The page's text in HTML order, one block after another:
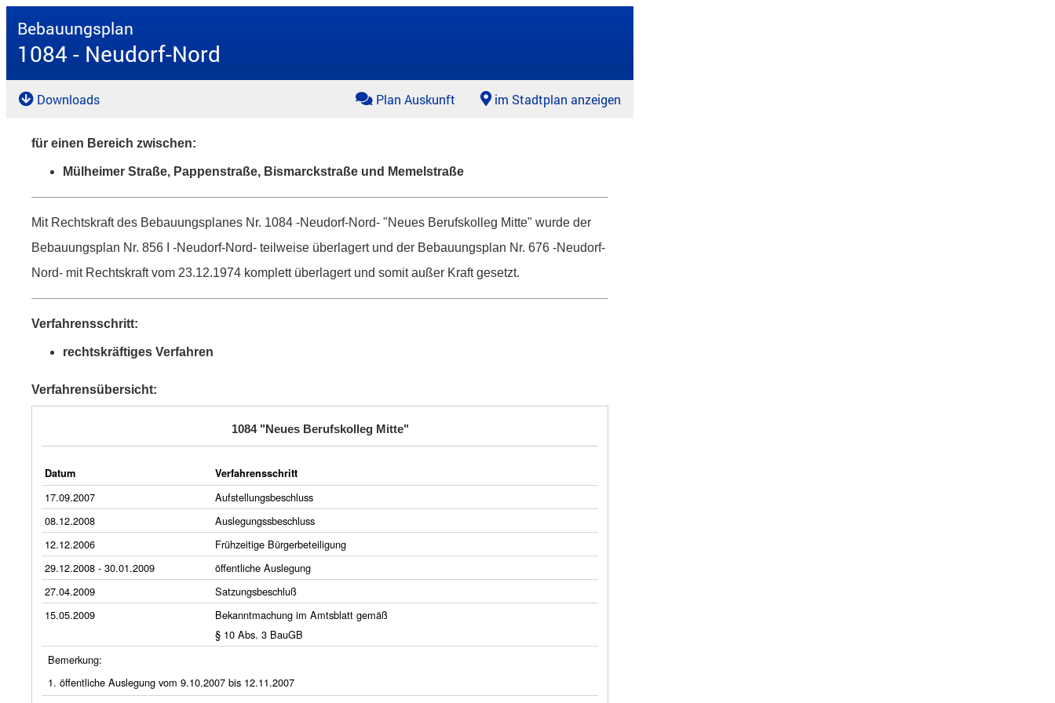
Bebauungsplan
1084 - Neudorf-Nord
im Stadtplan anzeigen
Plan Auskunft
Downloads
für einen Bereich zwischen:
Mülheimer Straße, Pappenstraße, Bismarckstraße und Memelstraße
Mit Rechtskraft des Bebauungsplanes Nr. 1084 -Neudorf-Nord- "Neues Berufskolleg Mitte" wurde der
Bebauungsplan Nr. 856 I -Neudorf-Nord- teilweise überlagert und der Bebauungsplan Nr. 676 -Neudorf-
Nord- mit Rechtskraft vom 23.12.1974 komplett überlagert und somit außer Kraft gesetzt.
Verfahrensschritt:
rechtskräftiges Verfahren
Verfahrensübersicht:
1084 "Neues Berufskolleg Mitte"
Datum Verfahrensschritt
17.09.2007
Aufstellungsbeschluss
08.12.2008
Auslegungssbeschluss
12.12.2006
Frühzeitige Bürgerbeteiligung
29.12.2008 - 30.01.2009
öffentliche Auslegung
27.04.2009
Satzungsbeschluß
15.05.2009
Bekanntmachung im Amtsblatt gemäß
§ 10 Abs. 3 BauGB
Bemerkung:
1. öffentliche Auslegung vom 9.10.2007 bis 12.11.2007